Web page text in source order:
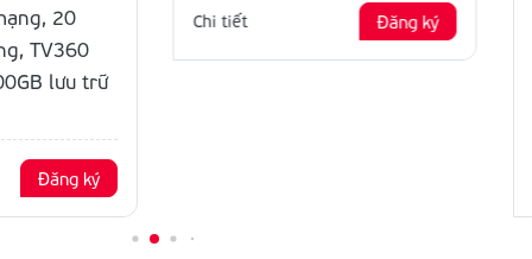
20
TV360
lưu trữ
Đăng ký
Chi tiết Đăng ký